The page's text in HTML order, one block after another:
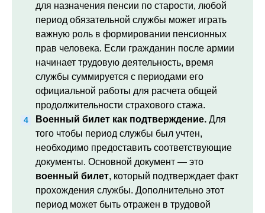
для назначения пенсии по старости, любой
период обязательной службы может играть
важную роль в формировании пенсионных
прав человека. Если гражданин после армии
начинает трудовую деятельность, время
службы суммируется с периодами его
официальной работы для расчета общей
продолжительности страхового стажа.
Военный билет как подтверждение. Для
того чтобы период службы был учтен,
необходимо предоставить соответствующие
документы. Основной документ — это
военный билет, который подтверждает факт
прохождения службы. Дополнительно этот
период может быть отражен в трудовой